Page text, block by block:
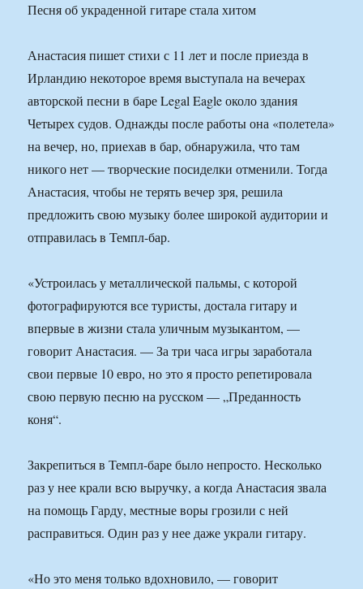
Песня об украденной гитаре стала хитом
Анастасия пишет стихи с 11 лет и после приезда в
Ирландию некоторое время выступала на вечерах
авторской песни в баре Legal Eagle около здания
Четырех судов. Однажды после работы она «полетела»
на вечер, но, приехав в бар, обнаружила, что там
никого нет — творческие посиделки отменили. Тогда
Анастасия, чтобы не терять вечер зря, решила
предложить свою музыку более широкой аудитории и
отправилась в Темпл-бар.
«Устроилась у металлической пальмы, с которой
фотографируются все туристы, достала гитару и
впервые в жизни стала уличным музыкантом, —
говорит Анастасия. — За три часа игры заработала
свои первые 10 евро, но это я просто репетировала
свою первую песню на русском — „Преданность
коня“.
Закрепиться в Темпл-баре было непросто. Несколько
раз у нее крали всю выручку, а когда Анастасия звала
на помощь Гарду, местные воры грозили с ней
расправиться. Один раз у нее даже украли гитару.
«Но это меня только вдохновило, — говорит